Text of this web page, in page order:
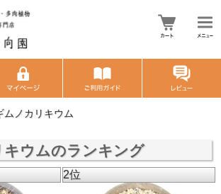
ムノカリキウム
キウムのランキング
2位